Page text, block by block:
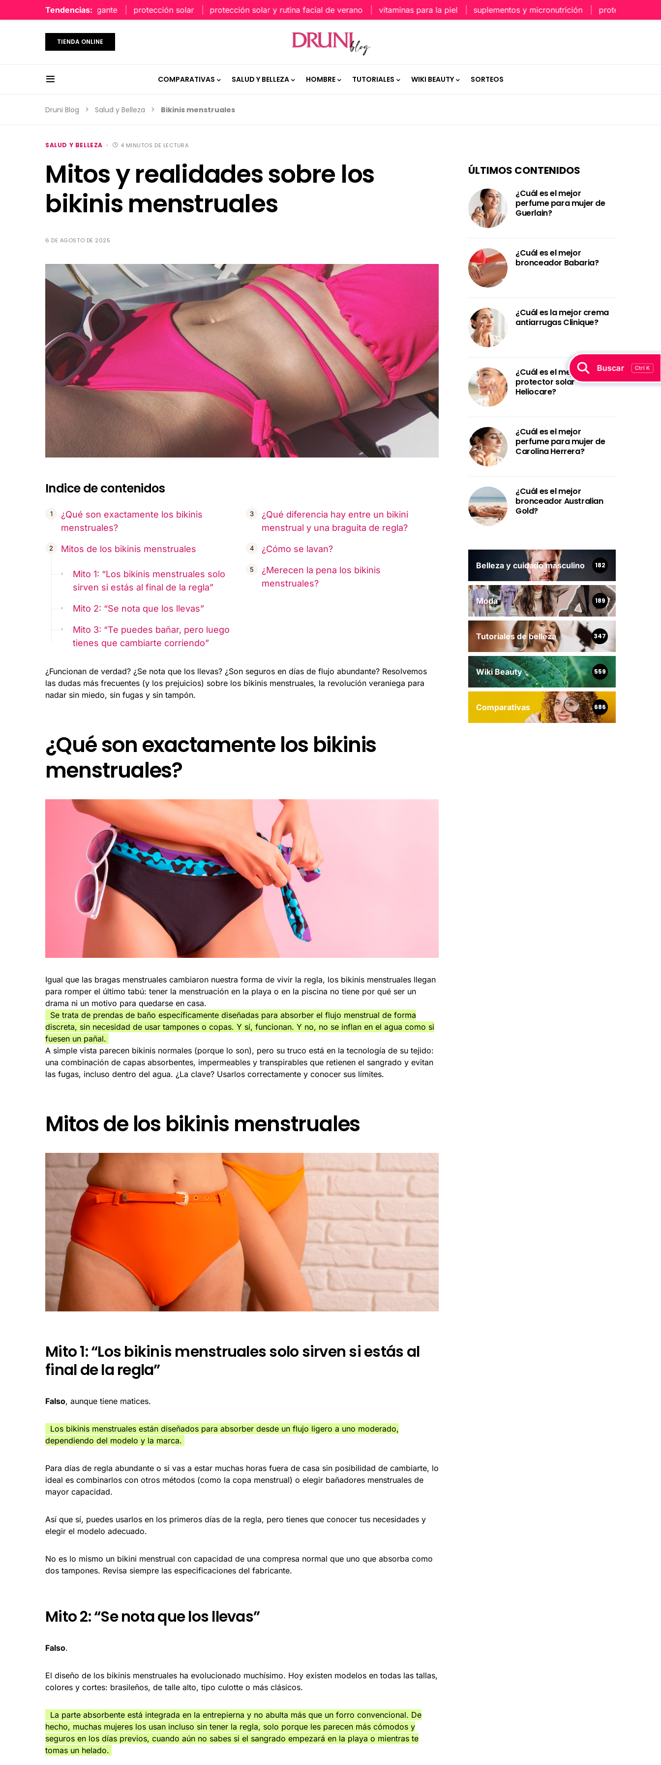
Tendencias:
perfume limpio y elegante protección solar protección solar y rutina facial de verano vitaminas para la piel suplementos y micronutrición protección capilar en
TIENDA ONLINE
COMPARATIVAS SALUD Y BELLEZA HOMBRE TUTORIALES WIKI BEAUTY SORTEOS
Druni Blog Salud y Belleza Bikinis menstruales
SALUD Y BELLEZA 4 MINUTOS DE LECTURA
Mitos y realidades sobre los
bikinis menstruales
6 DE AGOSTO DE 2025
Indice de contenidos
¿Qué son exactamente los bikinis
menstruales?
Mitos de los bikinis menstruales
Mito 1: “Los bikinis menstruales solo
sirven si estás al final de la regla”
Mito 2: “Se nota que los llevas”
Mito 3: “Te puedes bañar, pero luego
tienes que cambiarte corriendo”
¿Qué diferencia hay entre un bikini
menstrual y una braguita de regla?
¿Cómo se lavan?
¿Merecen la pena los bikinis
menstruales?
¿Funcionan de verdad? ¿Se nota que los llevas? ¿Son seguros en días de flujo abundante? Resolvemos
las dudas más frecuentes (y los prejuicios) sobre los bikinis menstruales, la revolución veraniega para
nadar sin miedo, sin fugas y sin tampón.
¿Qué son exactamente los bikinis
menstruales?
Igual que las bragas menstruales cambiaron nuestra forma de vivir la regla, los bikinis menstruales llegan
para romper el último tabú: tener la menstruación en la playa o en la piscina no tiene por qué ser un
drama ni un motivo para quedarse en casa.
Se trata de prendas de baño específicamente diseñadas para absorber el flujo menstrual de forma
discreta, sin necesidad de usar tampones o copas. Y sí, funcionan. Y no, no se inflan en el agua como si
fuesen un pañal.
A simple vista parecen bikinis normales (porque lo son), pero su truco está en la tecnología de su tejido:
una combinación de capas absorbentes, impermeables y transpirables que retienen el sangrado y evitan
las fugas, incluso dentro del agua. ¿La clave? Usarlos correctamente y conocer sus límites.
Mitos de los bikinis menstruales
Mito 1: “Los bikinis menstruales solo sirven si estás al
final de la regla”
Falso, aunque tiene matices.
Los bikinis menstruales están diseñados para absorber desde un flujo ligero a uno moderado,
dependiendo del modelo y la marca.
Para días de regla abundante o si vas a estar muchas horas fuera de casa sin posibilidad de cambiarte, lo
ideal es combinarlos con otros métodos (como la copa menstrual) o elegir bañadores menstruales de
mayor capacidad.
Así que sí, puedes usarlos en los primeros días de la regla, pero tienes que conocer tus necesidades y
elegir el modelo adecuado.
No es lo mismo un bikini menstrual con capacidad de una compresa normal que uno que absorba como
dos tampones. Revisa siempre las especificaciones del fabricante.
Mito 2: “Se nota que los llevas”
Falso.
El diseño de los bikinis menstruales ha evolucionado muchísimo. Hoy existen modelos en todas las tallas,
colores y cortes: brasileños, de talle alto, tipo culotte o más clásicos.
La parte absorbente está integrada en la entrepierna y no abulta más que un forro convencional. De
hecho, muchas mujeres los usan incluso sin tener la regla, solo porque les parecen más cómodos y
seguros en los días previos, cuando aún no sabes si el sangrado empezará en la playa o mientras te
tomas un helado.
ÚLTIMOS CONTENIDOS
¿Cuál es el mejor
perfume para mujer de
Guerlain?
¿Cuál es el mejor
bronceador Babaria?
¿Cuál es la mejor crema
antiarrugas Clinique?
¿Cuál es el mejor
protector solar
Heliocare?
¿Cuál es el mejor
perfume para mujer de
Carolina Herrera?
¿Cuál es el mejor
bronceador Australian
Gold?
Belleza y cuidado masculino 182
Moda 189
Tutoriales de belleza 347
Wiki Beauty 559
Comparativas 686
Buscar Ctrl K